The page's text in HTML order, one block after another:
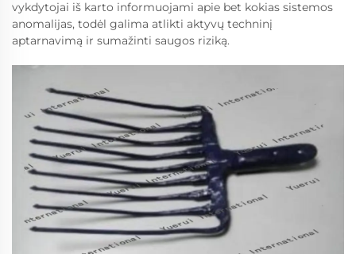
vykdytojai iš karto informuojami apie bet kokias sistemos
anomalijas, todėl galima atlikti aktyvų techninį
aptarnavimą ir sumažinti saugos riziką.